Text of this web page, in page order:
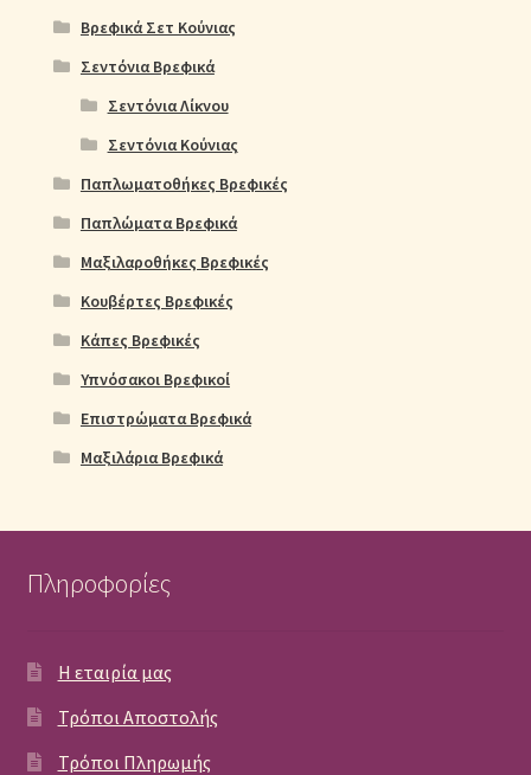
Βρεφικά Σετ Κούνιας
Σεντόνια Βρεφικά
Σεντόνια Λίκνου
Σεντόνια Κούνιας
Παπλωματοθήκες Βρεφικές
Παπλώματα Βρεφικά
Μαξιλαροθήκες Βρεφικές
Κουβέρτες Βρεφικές
Κάπες Βρεφικές
Υπνόσακοι Βρεφικοί
Επιστρώματα Βρεφικά
Μαξιλάρια Βρεφικά
Πληροφορίες
Η εταιρία μας
Τρόποι Αποστολής
Τρόποι Πληρωμής